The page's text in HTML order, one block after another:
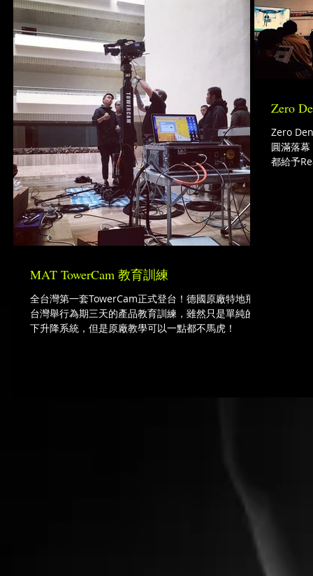
MAT TowerCam 教育訓練
全台灣第一套TowerCam正式登台！德國原廠特地飛來
台灣舉行為期三天的產品教育訓練，雖然只是單純的上
下升降系統，但是原廠教學可以一點都不馬虎！
Zero
Zero
圓滿落
都給予